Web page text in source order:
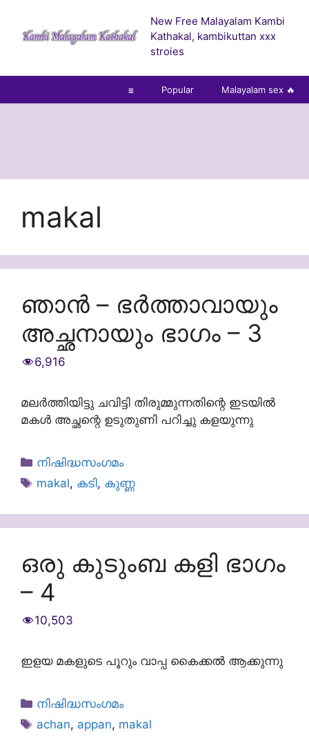
content
New Free Malayalam Kambi
Kathakal, kambikuttan xxx
stroies
☰ Popular Malayalam sex 🔥
makal
ഞാൻ – ഭർത്താവായും
അച്ഛനായും ഭാഗം – 3
6,916
മലർത്തിയിട്ടു ചവിട്ടി തിരുമ്മുന്നതിന്റെ ഇടയിൽ
മകൾ അച്ഛന്റെ ഉടുതുണി പറിച്ചു കളയുന്നു
Categories
നിഷിദ്ധസംഗമം
Tags
makal, കടി, കുണ്ണ
ഒരു കുടുംബ കളി ഭാഗം
– 4
10,503
ഇളയ മകളുടെ പൂറും വാപ്പ കൈക്കൽ ആക്കുന്നു
Categories
നിഷിദ്ധസംഗമം
Tags
achan, appan, makal